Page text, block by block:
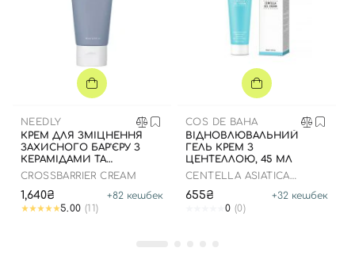
NEEDLY
КРЕМ ДЛЯ ЗМІЦНЕННЯ
ЗАХИСНОГО БАР'ЄРУ З
КЕРАМІДАМИ ТА
ПАНТЕНОЛОМ, 80 МЛ
CROSSBARRIER CREAM
1,640₴ +82 кешбек
5.00 (11)
COS DE BAHA
ВІДНОВЛЮВАЛЬНИЙ
ГЕЛЬ КРЕМ З
ЦЕНТЕЛЛОЮ, 45 МЛ
CENTELLA ASIATICA
655₴ +32 кешбек
0 (0)
Вхід Реєстрація